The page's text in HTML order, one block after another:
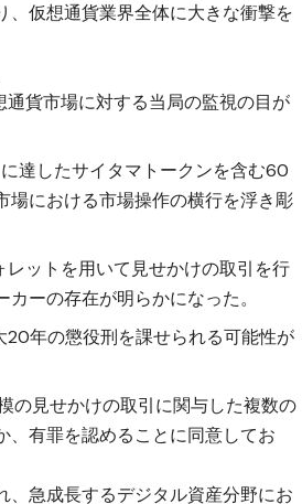
、仮想通貨業界全体に大きな衝撃を
貨市場に対する当局の監視の目が
達したサイタマトークンを含む60
場における市場操作の横行を浮き彫
レットを用いて見せかけの取引を行
ーの存在が明らかになった。
年の懲役刑を課せられる可能性が
の見せかけの取引に関与した複数の
、有罪を認めることに同意してお
、急成長するデジタル資産分野にお